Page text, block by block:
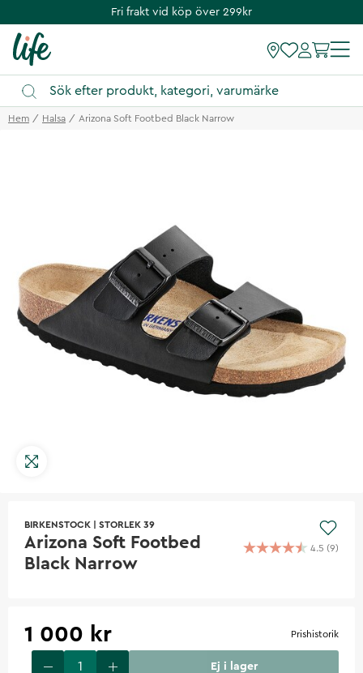
Fri frakt vid köp över 299kr
Hem Halsa Arizona Soft Footbed Black Narrow
BIRKENSTOCK STORLEK 39
Arizona Soft Footbed
Black Narrow
4.5 (9)
1 000 kr Prishistorik
Ej i lager